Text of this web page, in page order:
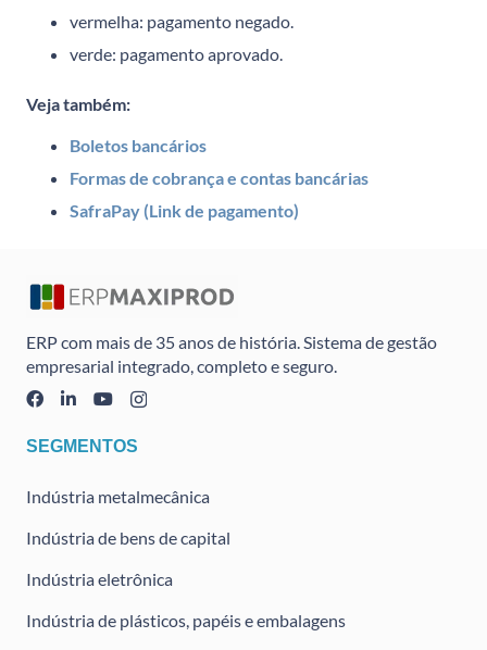
vermelha: pagamento negado.
verde: pagamento aprovado.
Veja também:
Boletos bancários
Formas de cobrança e contas bancárias
SafraPay (Link de pagamento)
ERP com mais de 35 anos de história. Sistema de gestão
empresarial integrado, completo e seguro.
SEGMENTOS
Indústria metalmecânica
Indústria de bens de capital
Indústria eletrônica
Indústria de plásticos, papéis e embalagens